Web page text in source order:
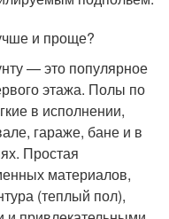
и проще?
— это популярное
этажа. Полы по
в исполнении,
гараже, бане и в
Простая
материалов,
(теплый пол),